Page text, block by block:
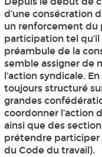
d’une consécration
un renforcement
participation tel qu’il
préambule de la
semble assigner de
l’action syndicale.
toujours structuré
grandes
coordonner l’action
ainsi que des
prétendre participer
du Code du travail).